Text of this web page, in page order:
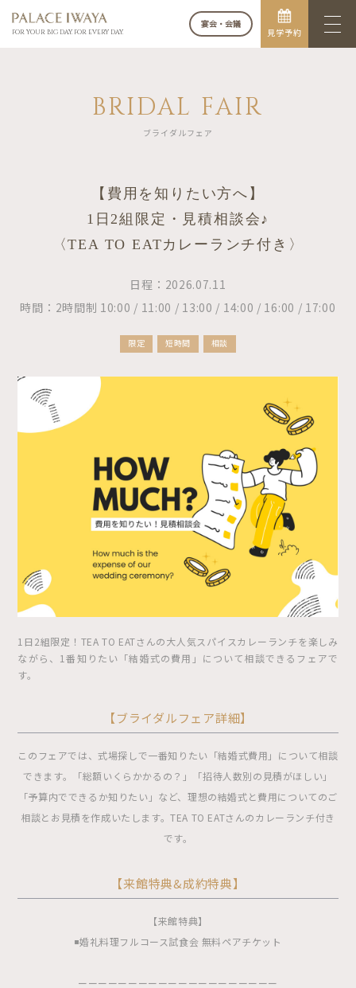
FOR YOUR BIG DAY. FOR EVERY DAY.
宴会・会議
見学予約
BRIDAL FAIR
ブライダルフェア
【費用を知りたい方へ】
1日2組限定・見積相談会♪
〈TEA TO EATカレーランチ付き〉
日程：2026.07.11
時間：2時間制 10:00 / 11:00 / 13:00 / 14:00 / 16:00 / 17:00
限定 短時間 相談
1日2組限定！TEA TO EATさんの大人気スパイスカレーランチを楽しみ
ながら、1番知りたい「結婚式の費用」について相談できるフェアで
す。
【ブライダルフェア詳細】
このフェアでは、式場探しで一番知りたい「結婚式費用」について相談
できます。「総額いくらかかるの？」「招待人数別の見積がほしい」
「予算内でできるか知りたい」など、理想の結婚式と費用についてのご
相談とお見積を作成いたします。TEA TO EATさんのカレーランチ付き
です。
【来館特典&成約特典】
【来館特典】
◾️婚礼料理フルコース試食会 無料ペアチケット
ーーーーーーーーーーーーーーーーーーーー